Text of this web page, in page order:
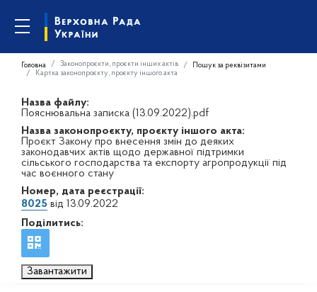
Головна Законопроєкти, проєкти інших актів
Пошук за реквізитами
Картка законопроєкту, проєкту іншого акта
Назва файлу:
Пояснювальна записка (13.09.2022).pdf
Назва законопроєкту, проєкту іншого акта:
Проєкт Закону про внесення змін до деяких
законодавчих актів щодо державної підтримки
сільського господарства та експорту агропродукції під
час воєнного стану
Номер, дата реєстрації:
8025 від 13.09.2022
Поділитись:
Завантажити